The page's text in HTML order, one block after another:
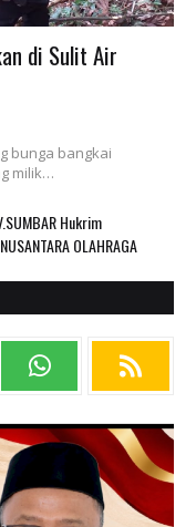
di Sulit Air
bunga bangkai
milik…
Hukrim
NUSANTARAOLAHRAGA